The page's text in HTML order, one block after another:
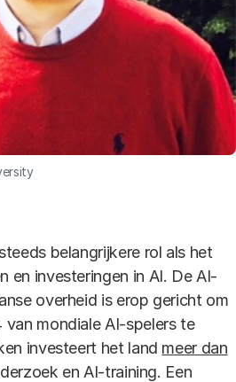
belangrijkere rol als het
en investeringen in AI. De AI-
overheid is erop gericht om
mondiale AI-spelers te
investeert het land meer dan
en AI-training. Een